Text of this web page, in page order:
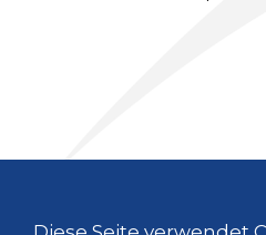
GEBRÜDER HUBER BODENRECYCLING